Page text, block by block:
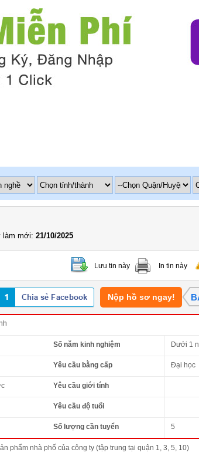
làm mới: 21/10/2025
Lưu tin này In tin này
Nộp hồ sơ ngay!
Số năm kinh nghiệm Dưới 1
Yêu cầu bằng cấp Đại học
Yêu cầu giới tính
Yêu cầu độ tuổi
Số lượng cần tuyển 5
phẩm nhà phố của công ty (tập trung tại quận 1, 3, 5, 10)